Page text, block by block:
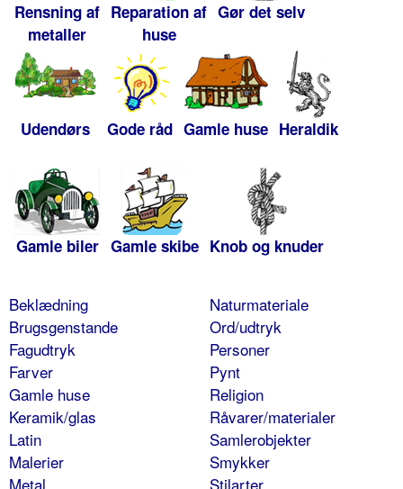
Rensning af
metaller
Reparation af
huse
Gør det selv
Udendørs Gode råd Gamle huse Heraldik
Gamle biler Gamle skibe Knob og knuder
Beklædning
Brugsgenstande
Fagudtryk
Farver
Gamle huse
Keramik/glas
Latin
Malerier
Metal
Naturmateriale
Ord/udtryk
Personer
Pynt
Religion
Råvarer/materialer
Samlerobjekter
Smykker
Stilarter